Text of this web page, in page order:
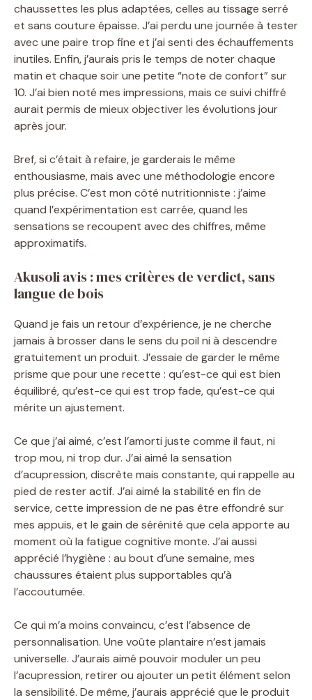
chaussettes les plus adaptées, celles au tissage serré
et sans couture épaisse. J’ai perdu une journée à tester
avec une paire trop fine et j’ai senti des échauffements
inutiles. Enfin, j’aurais pris le temps de noter chaque
matin et chaque soir une petite “note de confort” sur
10. J’ai bien noté mes impressions, mais ce suivi chiffré
aurait permis de mieux objectiver les évolutions jour
après jour.
Bref, si c’était à refaire, je garderais le même
enthousiasme, mais avec une méthodologie encore
plus précise. C’est mon côté nutritionniste : j’aime
quand l’expérimentation est carrée, quand les
sensations se recoupent avec des chiffres, même
approximatifs.
Akusoli avis : mes critères de verdict, sans
langue de bois
Quand je fais un retour d’expérience, je ne cherche
jamais à brosser dans le sens du poil ni à descendre
gratuitement un produit. J’essaie de garder le même
prisme que pour une recette : qu’est-ce qui est bien
équilibré, qu’est-ce qui est trop fade, qu’est-ce qui
mérite un ajustement.
Ce que j’ai aimé, c’est l’amorti juste comme il faut, ni
trop mou, ni trop dur. J’ai aimé la sensation
d’acupression, discrète mais constante, qui rappelle au
pied de rester actif. J’ai aimé la stabilité en fin de
service, cette impression de ne pas être effondré sur
mes appuis, et le gain de sérénité que cela apporte au
moment où la fatigue cognitive monte. J’ai aussi
apprécié l’hygiène : au bout d’une semaine, mes
chaussures étaient plus supportables qu’à
l’accoutumée.
Ce qui m’a moins convaincu, c’est l’absence de
personnalisation. Une voûte plantaire n’est jamais
universelle. J’aurais aimé pouvoir moduler un peu
l’acupression, retirer ou ajouter un petit élément selon
la sensibilité. De même, j’aurais apprécié que le produit